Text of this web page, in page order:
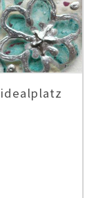
idealplatz